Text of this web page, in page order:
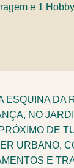
e 1
ESQUINA DA
NO
DE
URBANO,
E